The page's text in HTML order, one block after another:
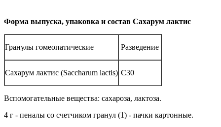
Форма выпуска, упаковка и состав Сахарум лактис
Гранулы гомеопатические Разведение
Сахарум лактис (Saccharum lactis) C30
Вспомогательные вещества: сахароза, лактоза.
4 г - пеналы со счетчиком гранул (1) - пачки картонные.